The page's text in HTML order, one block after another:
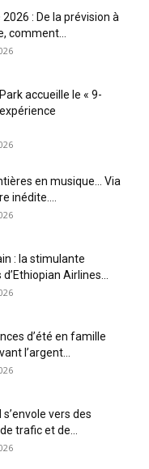
: De la prévision à
comment...
accueille le « 9-
en musique… Via
inédite....
: la stimulante
Airlines...
d’été en famille
l’argent...
s’envole vers des
trafic et de...